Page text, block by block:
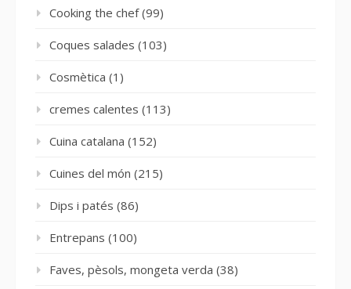
Cooking the chef(99)
Coques salades (103)
Cosmètica (1)
cremes calentes (113)
Cuina catalana (152)
Cuines del món (215)
Dips i patés (86)
Entrepans (100)
Faves, pèsols, mongeta verda (38)